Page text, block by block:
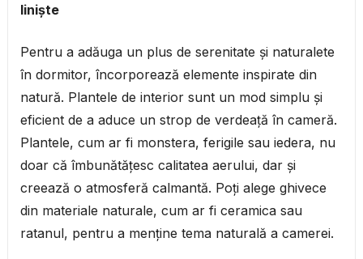
liniște
Pentru a adăuga un plus de serenitate și naturalete
în dormitor, încorporează elemente inspirate din
natură. Plantele de interior sunt un mod simplu și
eficient de a aduce un strop de verdeață în cameră.
Plantele, cum ar fi monstera, ferigile sau iedera, nu
doar că îmbunătățesc calitatea aerului, dar și
creează o atmosferă calmantă. Poți alege ghivece
din materiale naturale, cum ar fi ceramica sau
ratanul, pentru a menține tema naturală a camerei.